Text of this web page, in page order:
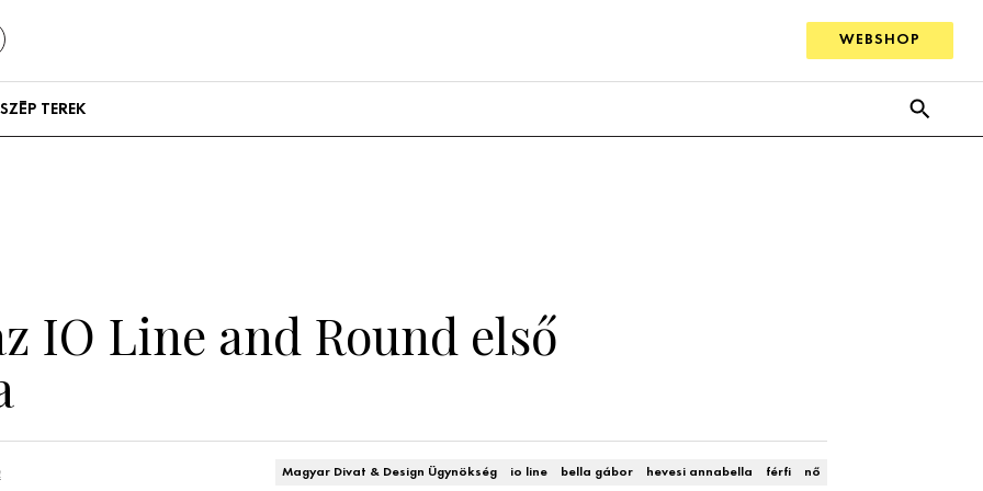
WEBSHOP
SZÉP TEREK
IO Line and Round első
Magyar Divat & Design Ügynökség io line bella gábor hevesi annabella férfi nő